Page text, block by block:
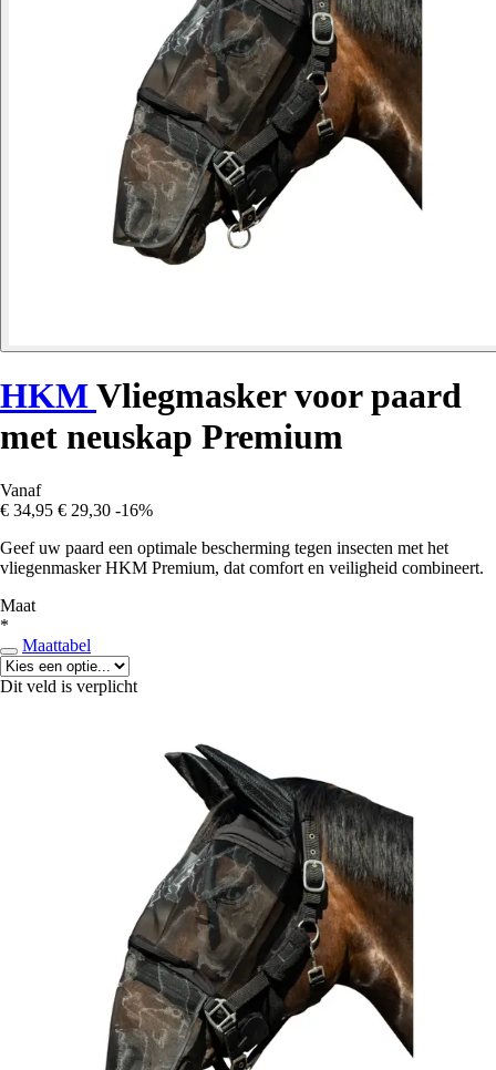
HKMVliegmasker voor paard
met neuskap Premium
Vanaf
€ 34,95 € 29,30 -16%
Geef uw paard een optimale bescherming tegen insecten met het
vliegenmasker HKM Premium, dat comfort en veiligheid combineert.
Maat
*
Maattabel
Dit veld is verplicht